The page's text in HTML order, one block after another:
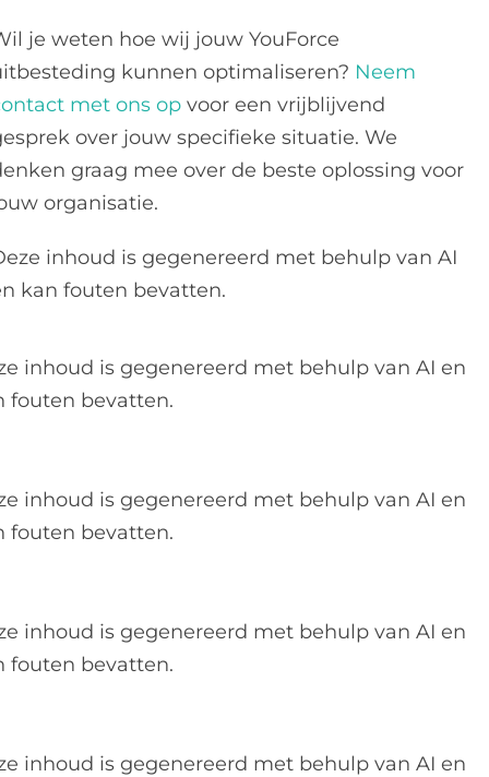
je weten hoe wij jouw YouForce
kunnen optimaliseren? Neem
met ons op voor een vrijblijvend
over jouw specifieke situatie. We
graag mee over de beste oplossing voor
organisatie.
inhoud is gegenereerd met behulp van AI
kan fouten bevatten.
inhoud is gegenereerd met behulp van AI en
fouten bevatten.
inhoud is gegenereerd met behulp van AI en
fouten bevatten.
inhoud is gegenereerd met behulp van AI en
fouten bevatten.
inhoud is gegenereerd met behulp van AI en